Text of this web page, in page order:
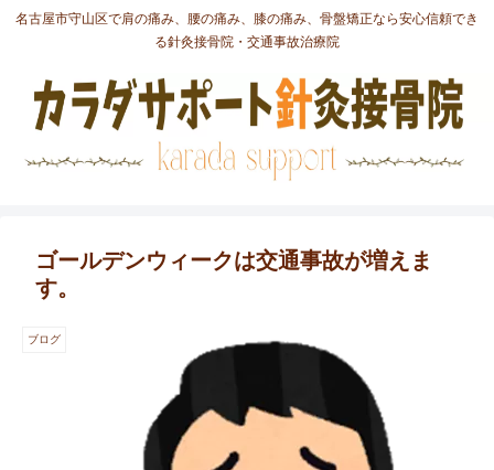
名古屋市守山区で肩の痛み、腰の痛み、膝の痛み、骨盤矯正なら安心信頼でき
る針灸接骨院・交通事故治療院
ゴールデンウィークは交通事故が増えま
す。
ブログ